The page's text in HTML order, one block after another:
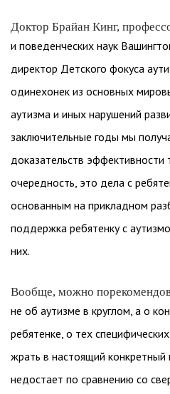
Доктор Брайан Кинг,
и поведенческих наук
директор Детского фокуса
одинехонек из основных
аутизма и иных нарушений
заключительные годы мы
доказательств эффективности
очередность, это дела с
основанным на прикладном
поддержка ребятенку с
них.
Вообще, можно
не об аутизме в круглом, а о
ребятенке, о тех
жрать в настоящий
недостает по сравнению со